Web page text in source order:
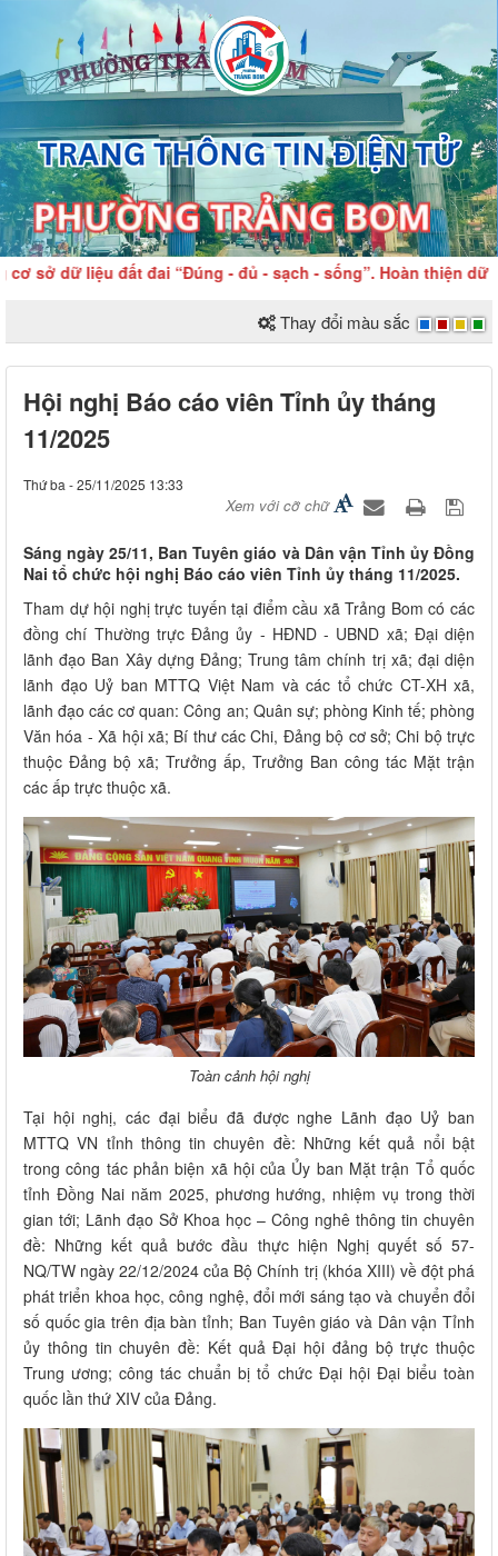
dữ liệu đất đai “Đúng - đủ - sạch - sống”. Hoàn thiện dữ
Thay đổi màu sắc
Hội nghị Báo cáo viên Tỉnh ủy tháng
11/2025
Thứ ba - 25/11/2025 13:33
Xem với cỡ chữ
Sáng ngày 25/11, Ban Tuyên giáo và Dân vận Tỉnh ủy Đồng
Nai tổ chức hội nghị Báo cáo viên Tỉnh ủy tháng 11/2025.
Tham dự hội nghị trực tuyến tại điểm cầu xã Trảng Bom có các
đồng chí Thường trực Đảng ủy - HĐND - UBND xã; Đại diện
lãnh đạo Ban Xây dựng Đảng; Trung tâm chính trị xã; đại diện
lãnh đạo Uỷ ban MTTQ Việt Nam và các tổ chức CT-XH xã,
lãnh đạo các cơ quan: Công an; Quân sự; phòng Kinh tế; phòng
Văn hóa - Xã hội xã; Bí thư các Chi, Đảng bộ cơ sở; Chi bộ trực
thuộc Đảng bộ xã; Trưởng ấp, Trưởng Ban công tác Mặt trận
các ấp trực thuộc xã.
Toàn cảnh hội nghị
Tại hội nghị, các đại biểu đã được nghe Lãnh đạo Uỷ ban
MTTQ VN tỉnh thông tin chuyên đề: Những kết quả nổi bật
trong công tác phản biện xã hội của Ủy ban Mặt trận Tổ quốc
tỉnh Đồng Nai năm 2025, phương hướng, nhiệm vụ trong thời
gian tới; Lãnh đạo Sở Khoa học – Công nghê thông tin chuyên
đề: Những kết quả bước đầu thực hiện Nghị quyết số 57-
NQ/TW ngày 22/12/2024 của Bộ Chính trị (khóa XIII) về đột phá
phát triển khoa học, công nghệ, đổi mới sáng tạo và chuyển đổi
số quốc gia trên địa bàn tỉnh; Ban Tuyên giáo và Dân vận Tỉnh
ủy thông tin chuyên đề: Kết quả Đại hội đảng bộ trực thuộc
Trung ương; công tác chuẩn bị tổ chức Đại hội Đại biểu toàn
quốc lần thứ XIV của Đảng.